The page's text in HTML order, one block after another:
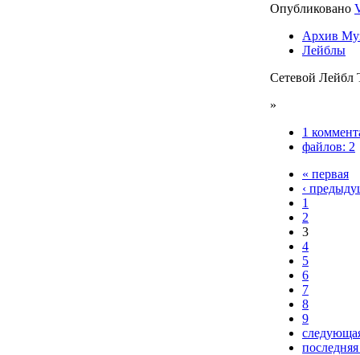
Опубликовано
Архив
Лейблы
Сетевой Лейбл
»
1
файлов: 2
« первая
‹
1
2
3
4
5
6
7
8
9